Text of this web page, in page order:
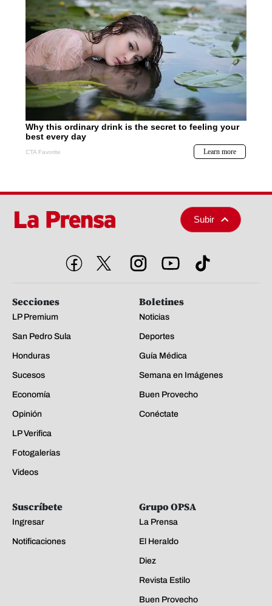
Subir
Secciones
LP Premium
San Pedro Sula
Honduras
Sucesos
Economía
Opinión
LP Verifica
Fotogalerías
Videos
Boletines
Noticias
Deportes
Guía Médica
Semana en Imágenes
Buen Provecho
Conéctate
Suscríbete
Ingresar
Notificaciones
Grupo OPSA
La Prensa
El Heraldo
Diez
Revista Estilo
Buen Provecho